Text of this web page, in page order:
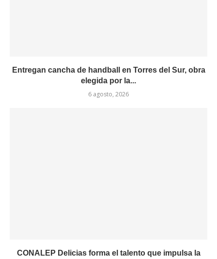
Entregan cancha de handball en Torres del Sur, obra
elegida por la...
6 agosto, 2026
CONALEP Delicias forma el talento que impulsa la